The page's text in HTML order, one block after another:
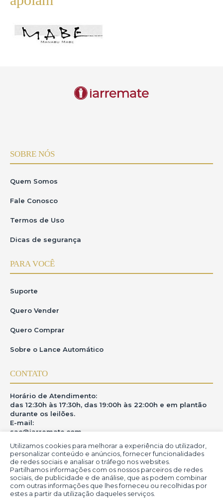
Utilizamos cookies para melhorar a experiência do utilizador,
personalizar conteúdo e anúncios, fornecer funcionalidades
de redes sociais e analisar o tráfego nos websites.
Partilhamos informações com os nossos parceiros de redes
sociais, de publicidade e de análise, que as podem combinar
com outras informações que lhes forneceu ou recolhidas por
estes a partir da utilização daqueles serviços.
SOBRE NÓS
Quem Somos
Fale Conosco
Termos de Uso
Dicas de segurança
PARA VOCÊ
Suporte
Quero Vender
Quero Comprar
Sobre o Lance Automático
CONTATO
Horário de Atendimento:
das 12:30h às 17:30h, das 19:00h às 22:00h e em plantão
durante os leilões.
E-mail:
sac@iarremate.com
ONDE ESTAMOS
R. Heitor Modesto, 28 - Estação São Lourenço - MG
CEP: 37470-000